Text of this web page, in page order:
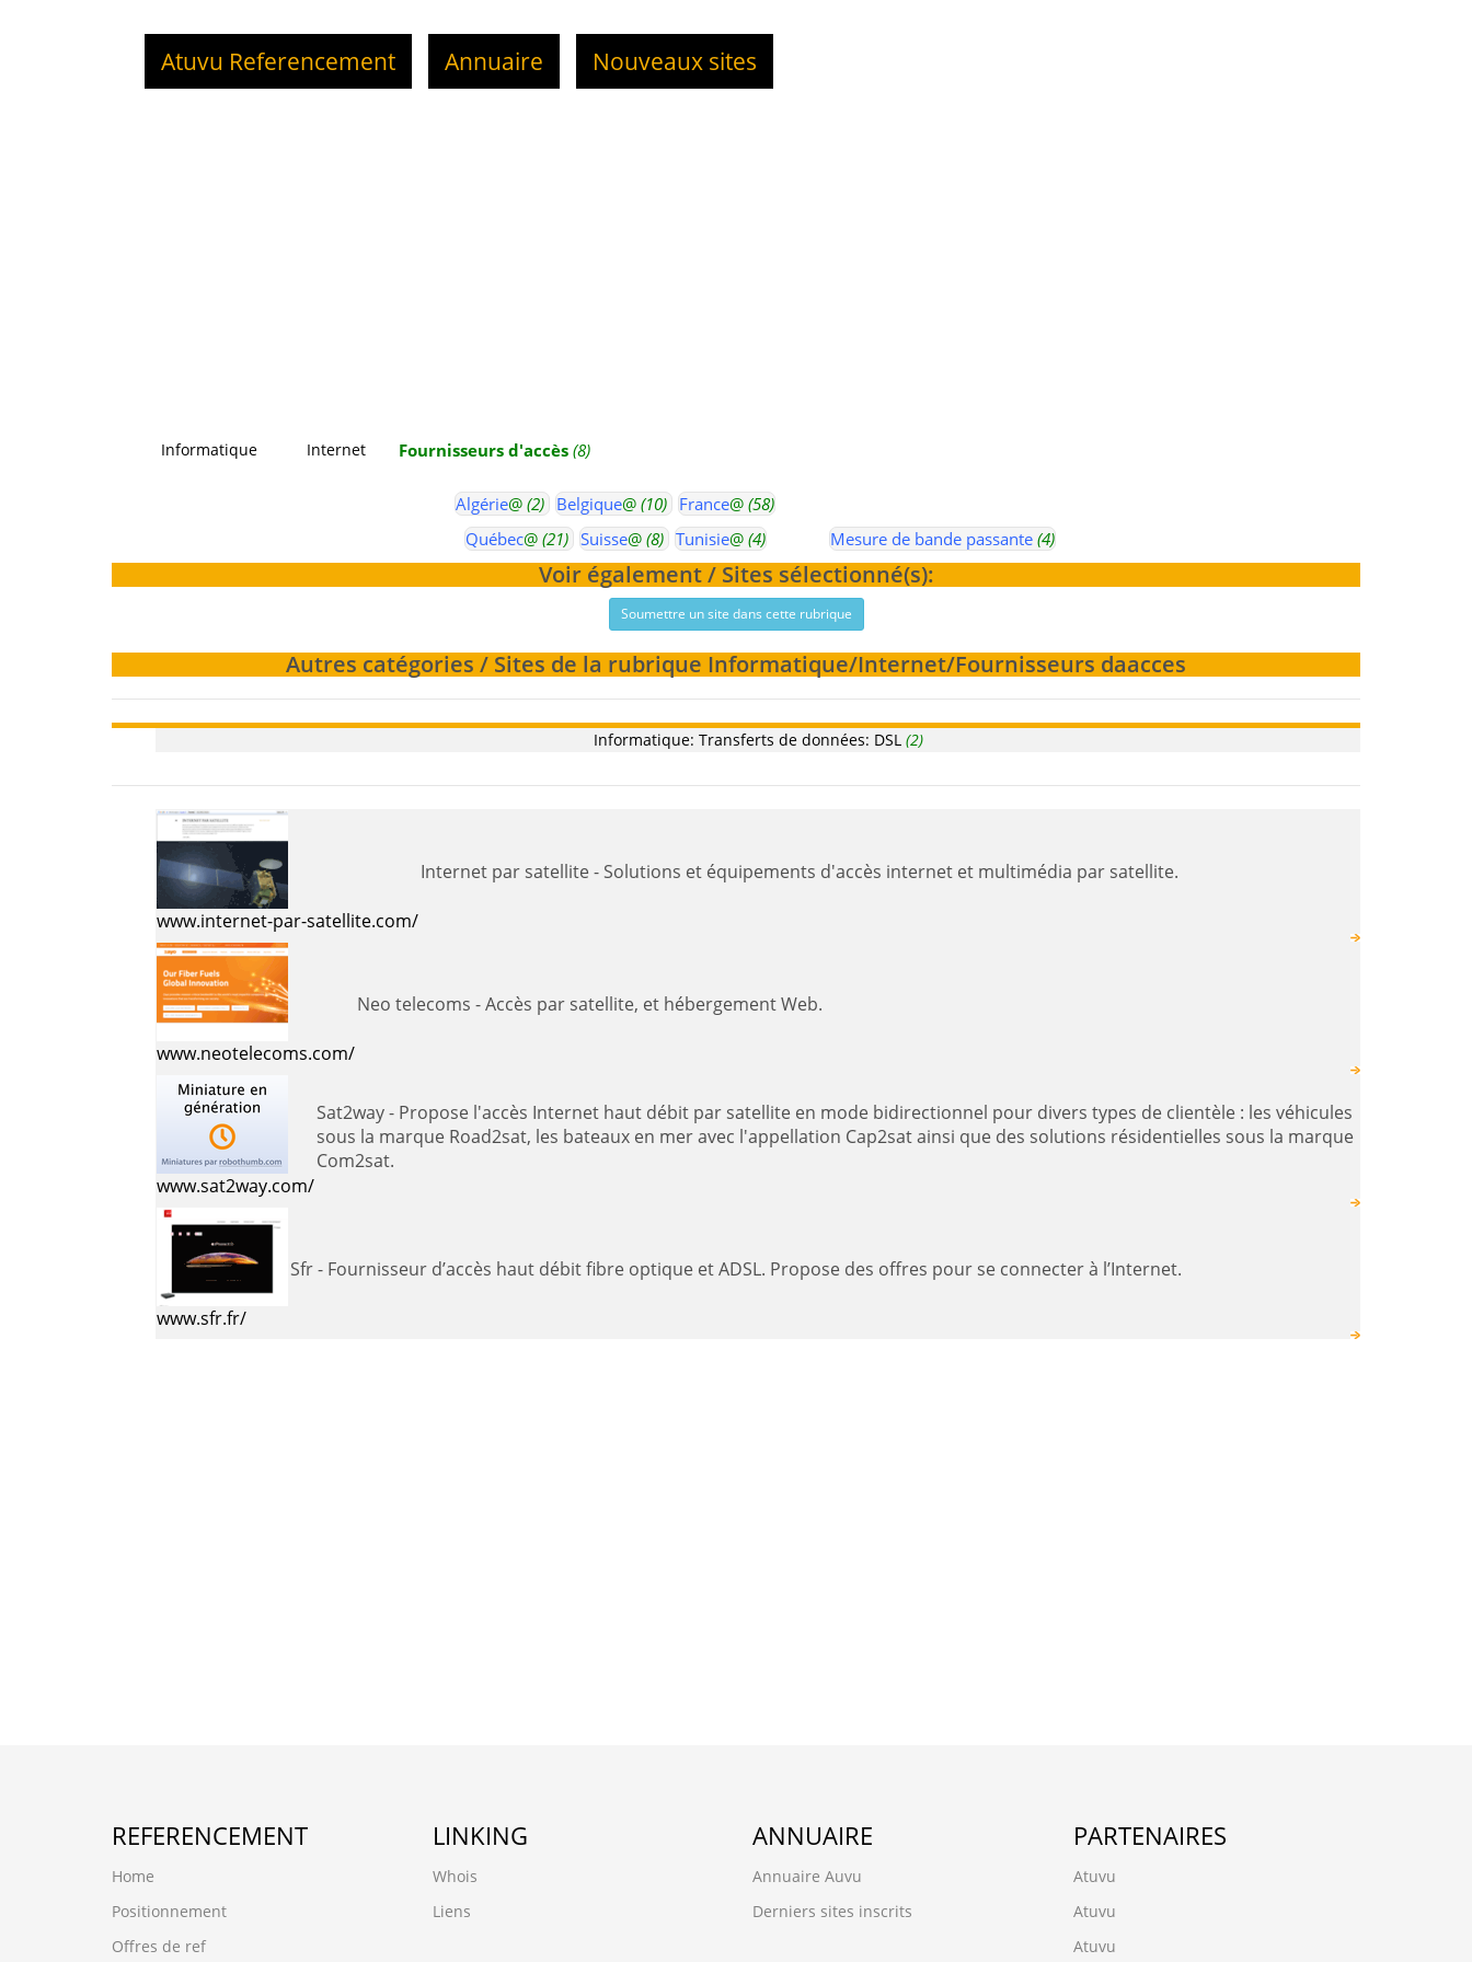
Atuvu Referencement Annuaire Nouveaux sites
Informatique Internet Fournisseurs d'accès (8)
Algérie@ (2) Belgique@ (10) France@ (58)
Québec@ (21) Suisse@ (8) Tunisie@ (4) Mesure de bande passante (4)
Voir également / Sites sélectionné(s):
Soumettre un site dans cette rubrique
Autres catégories / Sites de la rubrique Informatique/Internet/Fournisseurs daacces
Informatique: Transferts de données: DSL (2)
www.internet-par-satellite.com/
Internet par satellite - Solutions et équipements d'accès internet et multimédia par satellite.
www.neotelecoms.com/
Neo telecoms - Accès par satellite, et hébergement Web.
www.sat2way.com/
Sat2way - Propose l'accès Internet haut débit par satellite en mode bidirectionnel pour divers types de clientèle : les véhicules
sous la marque Road2sat, les bateaux en mer avec l'appellation Cap2sat ainsi que des solutions résidentielles sous la marque
Com2sat.
www.sfr.fr/
Sfr - Fournisseur d’accès haut débit fibre optique et ADSL. Propose des offres pour se connecter à l’Internet.
REFERENCEMENT
Home
Positionnement
Offres de ref
LINKING
Whois
Liens
ANNUAIRE
Annuaire Auvu
Derniers sites inscrits
PARTENAIRES
Atuvu
Atuvu
Atuvu